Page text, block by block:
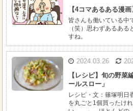
【4コマあるある漫
皆さんも働いている中
（笑）思わずあるあ
すね。
2024.03.26
【レシピ】旬の野菜
ールスロー」
レシピ・文：篠塚明日
を丸ごと1個買ったけ